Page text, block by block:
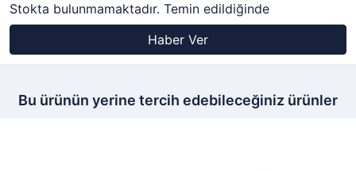
Stokta bulunmamaktadır. Temin edildiğinde
Haber Ver
Bu ürünün yerine tercih edebileceğiniz ürünler